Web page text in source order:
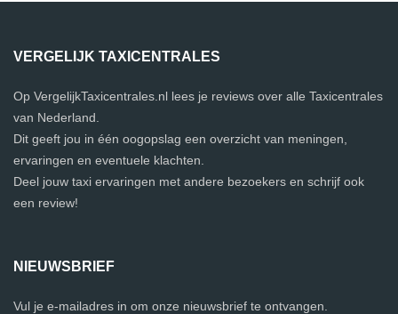
VERGELIJK TAXICENTRALES
Op VergelijkTaxicentrales.nl lees je reviews over alle Taxicentrales
van Nederland.
Dit geeft jou in één oogopslag een overzicht van meningen,
ervaringen en eventuele klachten.
Deel jouw taxi ervaringen met andere bezoekers en schrijf ook
een review!
NIEUWSBRIEF
Vul je e-mailadres in om onze nieuwsbrief te ontvangen.